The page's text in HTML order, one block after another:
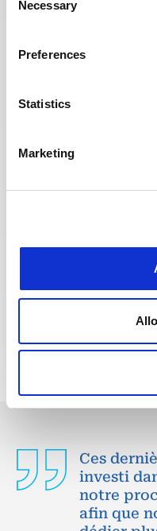
Selection
Necessary
Preferences
Statistics
Marketing
Commissioning
We are looking for a
Ces
investi
notre
afin que